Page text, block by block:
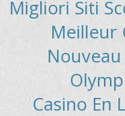
Migliori Siti
Meilleur
Casino En